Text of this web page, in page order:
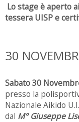
Lo stage è aperto
tessera UISP e
30
Sabato 30
presso la
Nazionale Aikido
dal M° Giuseppe